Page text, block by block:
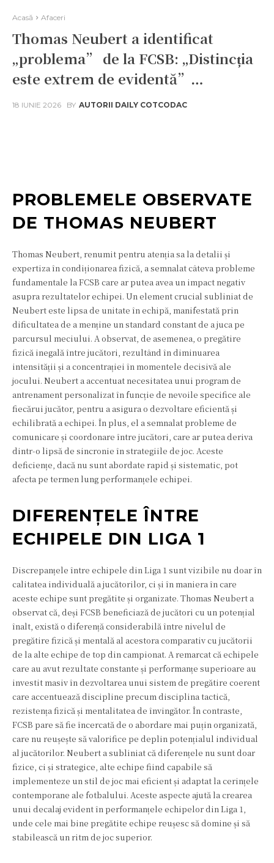
Acasă Afaceri
Thomas Neubert a identificat
„problema” de la FCSB: „Distincția
este extrem de evidentă”…
18 IUNIE 2026 BY AUTORII DAILY COTCODAC
PROBLEMELE OBSERVATE
DE THOMAS NEUBERT
Thomas Neubert, renumit pentru atenția sa la detalii și
expertiza în condiționarea fizică, a semnalat câteva probleme
fundamentale la FCSB care ar putea avea un impact negativ
asupra rezultatelor echipei. Un element crucial subliniat de
Neubert este lipsa de unitate în echipă, manifestată prin
dificultatea de a menține un standard constant de a juca pe
parcursul meciului. A observat, de asemenea, o pregătire
fizică inegală între jucători, rezultând în diminuarea
intensității și a concentrației în momentele decisivă ale
jocului. Neubert a accentuat necesitatea unui program de
antrenament personalizat în funcție de nevoile specifice ale
fiecărui jucător, pentru a asigura o dezvoltare eficientă și
echilibrată a echipei. În plus, el a semnalat probleme de
comunicare și coordonare între jucători, care ar putea deriva
dintr-o lipsă de sincronie în strategiile de joc. Aceste
deficiențe, dacă nu sunt abordate rapid și sistematic, pot
afecta pe termen lung performanțele echipei.
DIFERENȚELE ÎNTRE
ECHIPELE DIN LIGA 1
Discrepanțele între echipele din Liga 1 sunt vizibile nu doar în
calitatea individuală a jucătorilor, ci și în maniera în care
aceste echipe sunt pregătite și organizate. Thomas Neubert a
observat că, deși FCSB beneficiază de jucători cu un potențial
înalt, există o diferență considerabilă între nivelul de
pregătire fizică și mentală al acestora comparativ cu jucătorii
de la alte echipe de top din campionat. A remarcat că echipele
care au avut rezultate constante și performanțe superioare au
investit masiv în dezvoltarea unui sistem de pregătire coerent
care accentuează discipline precum disciplina tactică,
rezistența fizică și mentalitatea de învingător. În contraste,
FCSB pare să fie încercată de o abordare mai puțin organizată,
care nu reușește să valorifice pe deplin potențialul individual
al jucătorilor. Neubert a subliniat că diferențele nu sunt doar
fizice, ci și strategice, alte echipe fiind capabile să
implementeze un stil de joc mai eficient și adaptat la cerințele
contemporane ale fotbalului. Aceste aspecte ajută la crearea
unui decalaj evident în performanțele echipelor din Liga 1,
unde cele mai bine pregătite echipe reușesc să domine și să
stabilească un ritm de joc superior.